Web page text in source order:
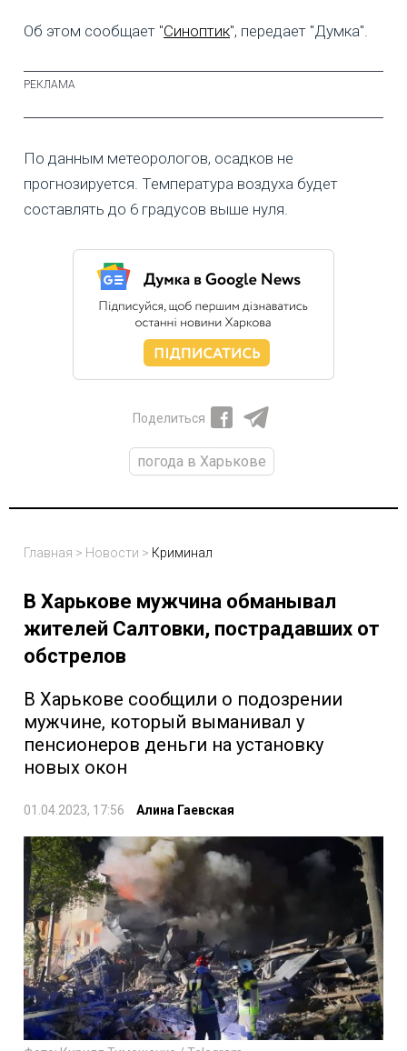
Об этом сообщает "Синоптик", передает "Думка".
По данным метеорологов, осадков не
прогнозируется. Температура воздуха будет
составлять до 6 градусов выше нуля.
Поделиться
погода в Харькове
Главная > Новости > Криминал
В Харькове мужчина обманывал
жителей Салтовки, пострадавших от
обстрелов
В Харькове сообщили о подозрении
мужчине, который выманивал у
пенсионеров деньги на установку
новых окон
01.04.2023, 17:56 Алина Гаевская